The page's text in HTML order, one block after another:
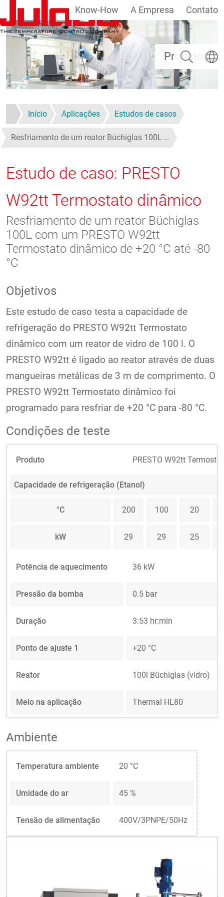
Passar para o conteúdo principal
Produtos
Know-How A Empresa Contato
Pesquisar
Início Aplicações Estudos de casos
Resfriamento de um reator Büchiglas 100L …
Estudo de caso: PRESTO
W92tt Termostato dinâmico
Resfriamento de um reator Büchiglas
100L com um PRESTO W92tt
Termostato dinâmico de +20 °C até -80
°C
Objetivos
Este estudo de caso testa a capacidade de
refrigeração do PRESTO W92tt Termostato
dinâmico com um reator de vidro de 100 l. O
PRESTO W92tt é ligado ao reator através de duas
mangueiras metálicas de 3 m de comprimento. O
PRESTO W92tt Termostato dinâmico foi
programado para resfriar de +20 °C para -80 °C.
Condições de teste
Produto PRESTO W92tt
Capacidade de refrigeração (Etanol)
°C 200 100 20
kW 29 29 25
Potência de aquecimento 36 kW
Pressão da bomba 0.5 bar
Duração 3:53 hr:min
Ponto de ajuste 1 +20 °C
Reator 100l Büchiglas (vidro)
Meio na aplicação Thermal HL80
Ambiente
Temperatura ambiente 20 °C
Umidade do ar 45 %
Tensão de alimentação 400V/3PNPE/50Hz